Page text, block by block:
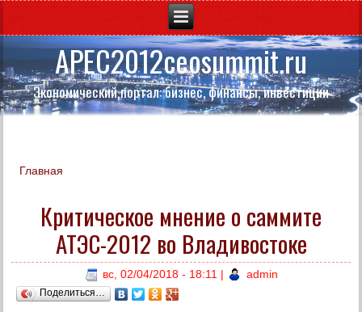
APEC2012ceosummit.ru
Экономический портал: бизнес, финансы, инвестиции
Вы здесь
Главная
Критическое мнение о саммите
АТЭС-2012 во Владивостоке
вс, 02/04/2018 - 18:11 | admin
Поделиться…